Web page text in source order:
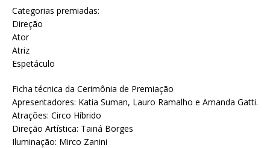
Categorias premiadas:
Direção
Ator
Atriz
Espetáculo
Ficha técnica da Cerimônia de Premiação
Apresentadores: Katia Suman, Lauro Ramalho e Amanda Gatti.
Atrações: Circo Híbrido
Direção Artística: Tainá Borges
Iluminação: Mirco Zanini